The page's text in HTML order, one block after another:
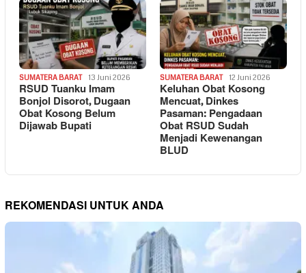
SUMATERA BARAT 13 Juni 2026
RSUD Tuanku Imam
Bonjol Disorot, Dugaan
Obat Kosong Belum
Dijawab Bupati
SUMATERA BARAT 12 Juni 2026
Keluhan Obat Kosong
Mencuat, Dinkes
Pasaman: Pengadaan
Obat RSUD Sudah
Menjadi Kewenangan
BLUD
REKOMENDASI UNTUK ANDA